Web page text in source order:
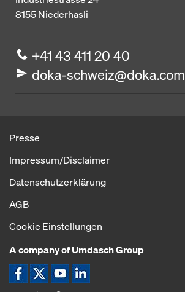
8155Niederhasli
+41 43 411 20 40
doka-schweiz@doka.com
Presse
Impressum/Disclaimer
Datenschutzerklärung
AGB
Cookie Einstellungen
A company of Umdasch Group